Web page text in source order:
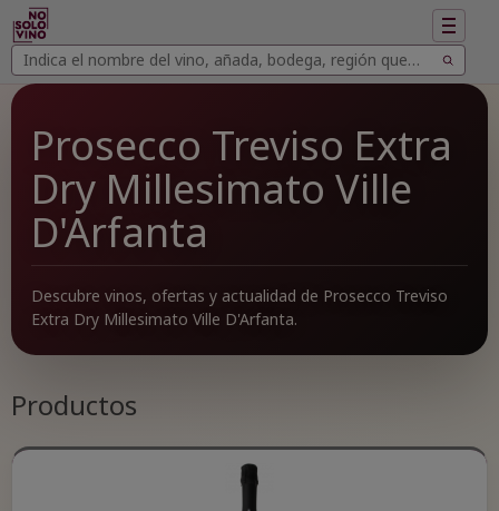
Buscar
vinos
Buscar
Mostrar
Prosecco Treviso Extra
Dry Millesimato Ville
D'Arfanta
Descubre vinos, ofertas y actualidad de Prosecco Treviso
Extra Dry Millesimato Ville D'Arfanta.
Productos